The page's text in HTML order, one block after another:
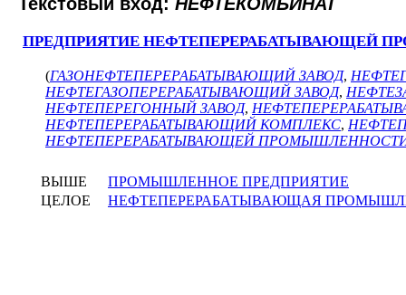
ПРЕДПРИЯТИЕ НЕФТЕПЕРЕРАБАТЫВАЮЩЕЙ
(ГАЗОНЕФТЕПЕРЕРАБАТЫВАЮЩИЙ ЗАВОД,
НЕФТЕГАЗОПЕРЕРАБАТЫВАЮЩИЙ ЗАВОД,
НЕФТЕПЕРЕГОННЫЙ ЗАВОД,
НЕФТЕПЕРЕРАБАТЫВАЮЩИЙ КОМПЛЕКС,
НЕФТЕПЕРЕРАБАТЫВАЮЩЕЙ
ВЫШЕ
ПРОМЫШЛЕННОЕ ПРЕДПРИЯТИЕ
ЦЕЛОЕ
НЕФТЕПЕРЕРАБАТЫВАЮЩАЯ